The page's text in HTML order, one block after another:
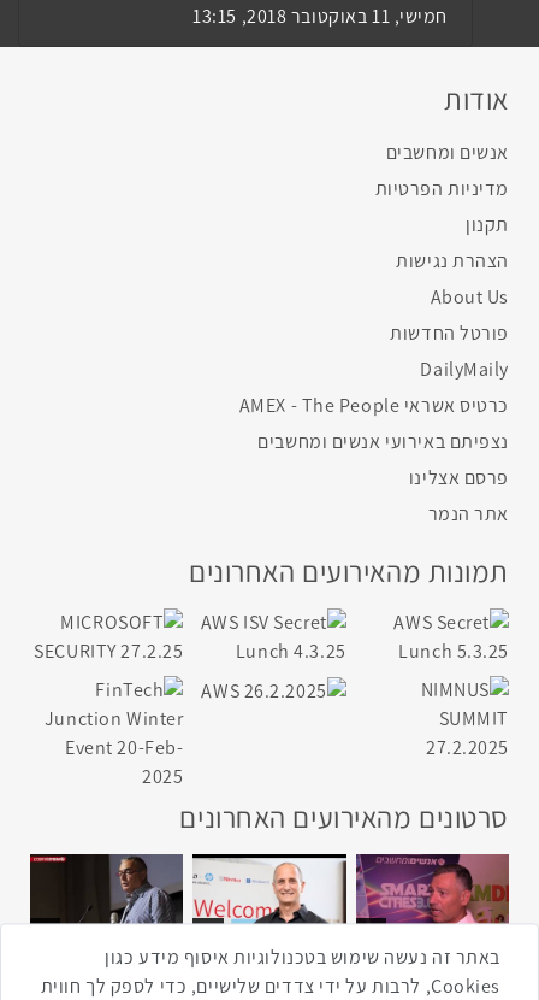
חמישי, 11 באוקטובר 2018, 13:15
אודות
אנשים ומחשבים
מדיניות הפרטיות
תקנון
הצהרת נגישות
About Us
פורטל החדשות
DailyMaily
כרטיס אשראי AMEX - The People
נצפיתם באירועי אנשים ומחשבים
פרסם אצלינו
אתר הנמר
תמונות מהאירועים האחרונים
סרטונים מהאירועים האחרונים
4:00
2:33
1:43
באתר זה נעשה שימוש בטכנולוגיות איסוף מידע כגון
Cookies, לרבות על ידי צדדים שלישיים, כדי לספק לך חווית